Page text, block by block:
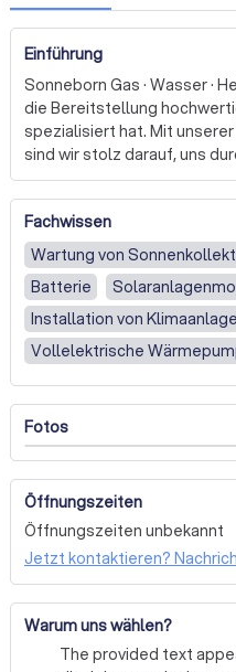
Einführung
Sonneborn Gas · Wasser ·
die Bereitstellung
spezialisiert hat. Mit
sind wir stolz darauf, uns
Unser Team von
bieten, die auf Ihre
Qualität und
zufrieden sind.
Wir sind stolz darauf,
sicherzustellen, dass wir die
übertreffen. Unser Ziel ist
Ihre Anforderungen erfüllt
Wir bei Sonneborn
spezifischen Bedürfnisse
Kundenzufriedenheit macht
Sanitärbedürfnisse.
Wir laden Sie ein, die
Kontaktieren Sie uns noch
Fachwissen
Wartung von
Batterie
Installation von
Vollelektrische
Hybrid-Wärmepumpe (z.B.
Gewerblich
Badezimmer renovieren
Neues Badezimmer
Nur Installation einer
Nur Installation
Fotos
Öffnungszeiten
Öffnungszeiten unbekannt
Jetzt kontaktieren?
Warum uns wählen?
The provided text